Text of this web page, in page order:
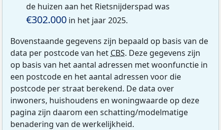
de huizen aan het Rietsnijderspad was
€302.000 in het jaar 2025.
Bovenstaande gegevens zijn bepaald op basis van de
data per postcode van het CBS. Deze gegevens zijn
op basis van het aantal adressen met woonfunctie in
een postcode en het aantal adressen voor die
postcode per straat berekend. De data over
inwoners, huishoudens en woningwaarde op deze
pagina zijn daarom een schatting/modelmatige
benadering van de werkelijkheid.